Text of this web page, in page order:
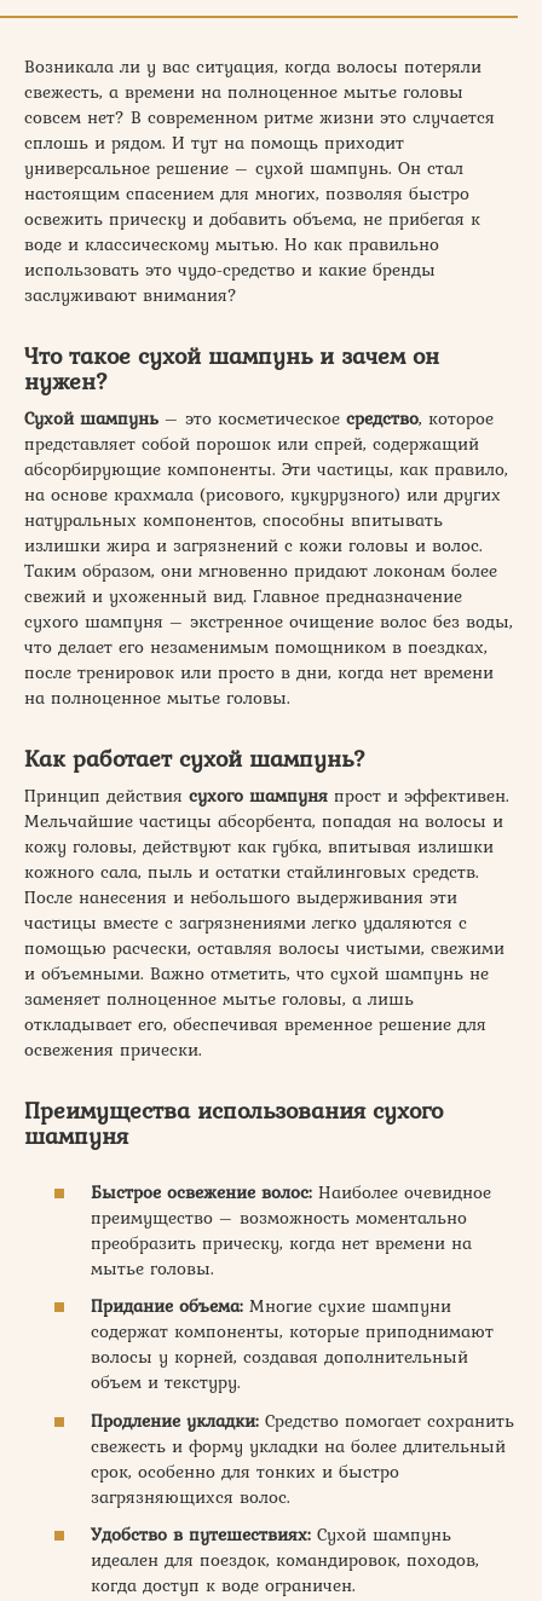
Возникала ли у вас ситуация, когда волосы потеряли
свежесть, а времени на полноценное мытье головы
совсем нет? В современном ритме жизни это случается
сплошь и рядом. И тут на помощь приходит
универсальное решение – сухой шампунь. Он стал
настоящим спасением для многих, позволяя быстро
освежить прическу и добавить объема, не прибегая к
воде и классическому мытью. Но как правильно
использовать это чудо-средство и какие бренды
заслуживают внимания?
Что такое сухой шампунь и зачем он
нужен?
Сухой шампунь – это косметическое средство, которое
представляет собой порошок или спрей, содержащий
абсорбирующие компоненты. Эти частицы, как правило,
на основе крахмала (рисового, кукурузного) или других
натуральных компонентов, способны впитывать
излишки жира и загрязнений с кожи головы и волос.
Таким образом, они мгновенно придают локонам более
свежий и ухоженный вид. Главное предназначение
сухого шампуня – экстренное очищение волос без воды,
что делает его незаменимым помощником в поездках,
после тренировок или просто в дни, когда нет времени
на полноценное мытье головы.
Как работает сухой шампунь?
Принцип действия сухого шампуня прост и эффективен.
Мельчайшие частицы абсорбента, попадая на волосы и
кожу головы, действуют как губка, впитывая излишки
кожного сала, пыль и остатки стайлинговых средств.
После нанесения и небольшого выдерживания эти
частицы вместе с загрязнениями легко удаляются с
помощью расчески, оставляя волосы чистыми, свежими
и объемными. Важно отметить, что сухой шампунь не
заменяет полноценное мытье головы, а лишь
откладывает его, обеспечивая временное решение для
освежения прически.
Преимущества использования сухого
шампуня
Быстрое освежение волос: Наиболее очевидное
преимущество – возможность моментально
преобразить прическу, когда нет времени на
мытье головы.
Придание объема: Многие сухие шампуни
содержат компоненты, которые приподнимают
волосы у корней, создавая дополнительный
объем и текстуру.
Продление укладки: Средство помогает сохранить
свежесть и форму укладки на более длительный
срок, особенно для тонких и быстро
загрязняющихся волос.
Удобство в путешествиях: Сухой шампунь
идеален для поездок, командировок, походов,
когда доступ к воде ограничен.